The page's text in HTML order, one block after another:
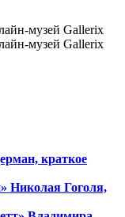
краткое
Николая Гоголя,